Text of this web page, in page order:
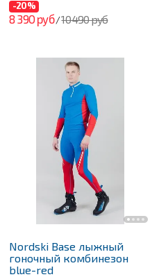
-20%
8 390 руб/10 490 руб
Nordski Base лыжный
гоночный комбинезон
blue-red